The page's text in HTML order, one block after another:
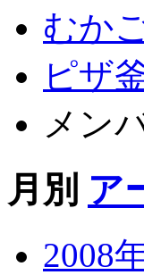
むか
ピザ
メン
月別 ア
2008